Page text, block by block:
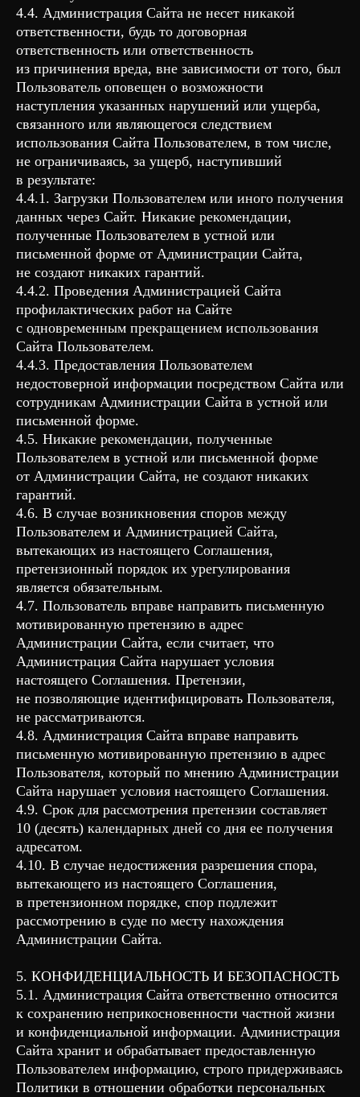
4.4. Администрация Сайта не несет никакой
ответственности, будь то договорная
ответственность или ответственность
из причинения вреда, вне зависимости от того, был
Пользователь оповещен о возможности
наступления указанных нарушений или ущерба,
связанного или являющегося следствием
использования Сайта Пользователем, в том числе,
не ограничиваясь, за ущерб, наступивший
в результате:
4.4.1. Загрузки Пользователем или иного получения
данных через Сайт. Никакие рекомендации,
полученные Пользователем в устной или
письменной форме от Администрации Сайта,
не создают никаких гарантий.
4.4.2. Проведения Администрацией Сайта
профилактических работ на Сайте
с одновременным прекращением использования
Сайта Пользователем.
4.4.3. Предоставления Пользователем
недостоверной информации посредством Сайта или
сотрудникам Администрации Сайта в устной или
письменной форме.
4.5. Никакие рекомендации, полученные
Пользователем в устной или письменной форме
от Администрации Сайта, не создают никаких
гарантий.
4.6. В случае возникновения споров между
Пользователем и Администрацией Сайта,
вытекающих из настоящего Соглашения,
претензионный порядок их урегулирования
является обязательным.
4.7. Пользователь вправе направить письменную
мотивированную претензию в адрес
Администрации Сайта, если считает, что
Администрация Сайта нарушает условия
настоящего Соглашения. Претензии,
не позволяющие идентифицировать Пользователя,
не рассматриваются.
4.8. Администрация Сайта вправе направить
письменную мотивированную претензию в адрес
Пользователя, который по мнению Администрации
Сайта нарушает условия настоящего Соглашения.
4.9. Срок для рассмотрения претензии составляет
10 (десять) календарных дней со дня ее получения
адресатом.
4.10. В случае недостижения разрешения спора,
вытекающего из настоящего Соглашения,
в претензионном порядке, спор подлежит
рассмотрению в суде по месту нахождения
Администрации Сайта.
5. КОНФИДЕНЦИАЛЬНОСТЬ И БЕЗОПАСНОСТЬ
5.1. Администрация Сайта ответственно относится
к сохранению неприкосновенности частной жизни
и конфиденциальной информации. Администрация
Сайта хранит и обрабатывает предоставленную
Пользователем информацию, строго придерживаясь
Политики в отношении обработки персональных